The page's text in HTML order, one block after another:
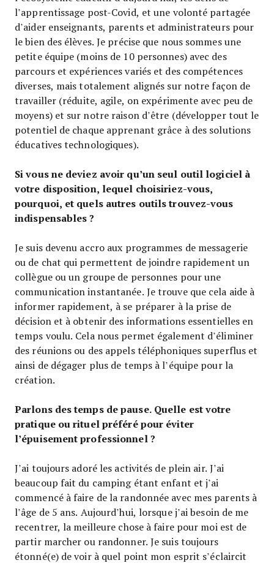
l’apprentissage post-Covid, et une volonté partagée
d’aider enseignants, parents et administrateurs pour
le bien des élèves. Je précise que nous sommes une
petite équipe (moins de 10 personnes) avec des
parcours et expériences variés et des compétences
diverses, mais totalement alignés sur notre façon de
travailler (réduite, agile, on expérimente avec peu de
moyens) et sur notre raison d’être (développer tout le
potentiel de chaque apprenant grâce à des solutions
éducatives technologiques).
Si vous ne deviez avoir qu’un seul outil logiciel à
votre disposition, lequel choisiriez-vous,
pourquoi, et quels autres outils trouvez-vous
indispensables ?
Je suis devenu accro aux programmes de messagerie
ou de chat qui permettent de joindre rapidement un
collègue ou un groupe de personnes pour une
communication instantanée. Je trouve que cela aide à
informer rapidement, à se préparer à la prise de
décision et à obtenir des informations essentielles en
temps voulu. Cela nous permet également d’éliminer
des réunions ou des appels téléphoniques superflus et
ainsi de dégager plus de temps à l’équipe pour la
création.
Parlons des temps de pause. Quelle est votre
pratique ou rituel préféré pour éviter
l’épuisement professionnel ?
J’ai toujours adoré les activités de plein air. J’ai
beaucoup fait du camping étant enfant et j’ai
commencé à faire de la randonnée avec mes parents à
l’âge de 5 ans. Aujourd’hui, lorsque j’ai besoin de me
recentrer, la meilleure chose à faire pour moi est de
partir marcher ou randonner. Je suis toujours
étonné(e) de voir à quel point mon esprit s’éclaircit